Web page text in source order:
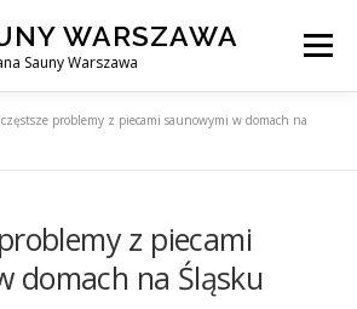
WARSZAWA
Sauny Warszawa
Menu
WARSZAWA
problemy z piecami saunowymi w domach na
z piecami
domach na Śląsku